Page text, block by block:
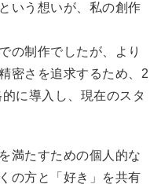
いう想いが、私の創作
の制作でしたが、より
密さを追求するため、2
に導入し、現在のスタ
満たすための個人的な
の方と「好き」を共有